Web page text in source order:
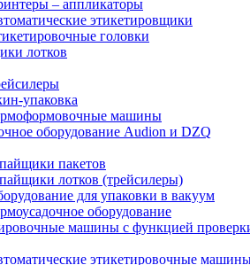
– аппликаторы
этикетировщики
головки
лотков
упаковка
машины
оборудование Audion и DZQ
пакетов
лотков (трейсилеры)
для упаковки в вакуум
оборудование
машины с функцией
этикетировочные